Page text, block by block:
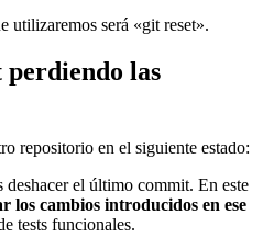
utilizaremos será «git reset».
perdiendo las
repositorio en el siguiente estado:
deshacer el último commit. En este
los cambios introducidos en ese
tests funcionales.